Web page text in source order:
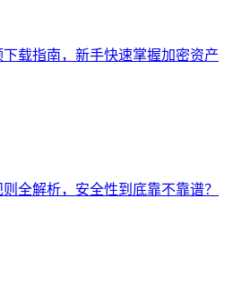
载指南，新手快速掌握加密资产
全解析，安全性到底靠不靠谱？